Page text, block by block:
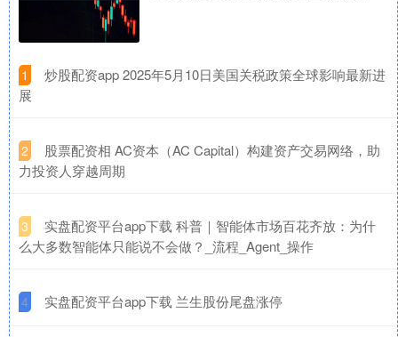
1
​炒股配资app 2025年5月10日美国关税政策全球影响最新进
展
2
​股票配资相 AC资本（AC Capital）构建资产交易网络，助
力投资人穿越周期
3
​实盘配资平台app下载 科普｜智能体市场百花齐放：为什
么大多数智能体只能说不会做？_流程_Agent_操作
4 ​实盘配资平台app下载 兰生股份尾盘涨停